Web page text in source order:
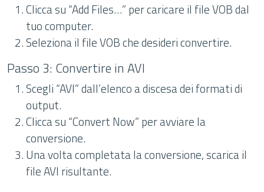
Clicca su “Add Files…” per caricare il file VOB dal
tuo computer.
Seleziona il file VOB che desideri convertire.
Passo 3: Convertire in AVI
Scegli “AVI” dall’elenco a discesa dei formati di
output.
Clicca su “Convert Now” per avviare la
conversione.
Una volta completata la conversione, scarica il
file AVI risultante.